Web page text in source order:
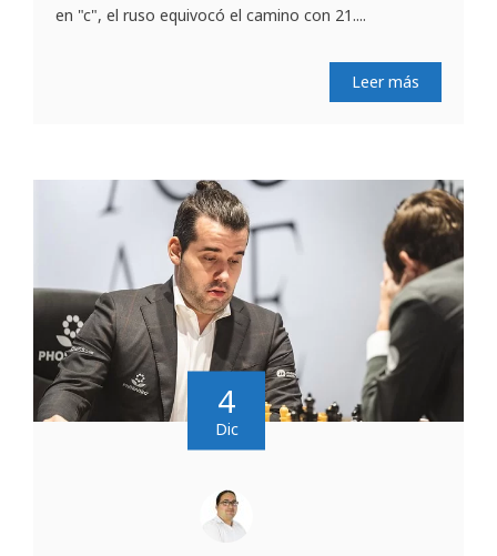
en "c", el ruso equivocó el camino con 21....
Leer más
4
Dic